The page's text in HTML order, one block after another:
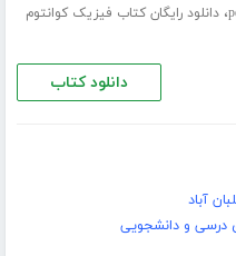
،دانلود رایگان کتاب فیزیک کوانتوم
دانلود کتاب
آباد
درسی و دانشجویی